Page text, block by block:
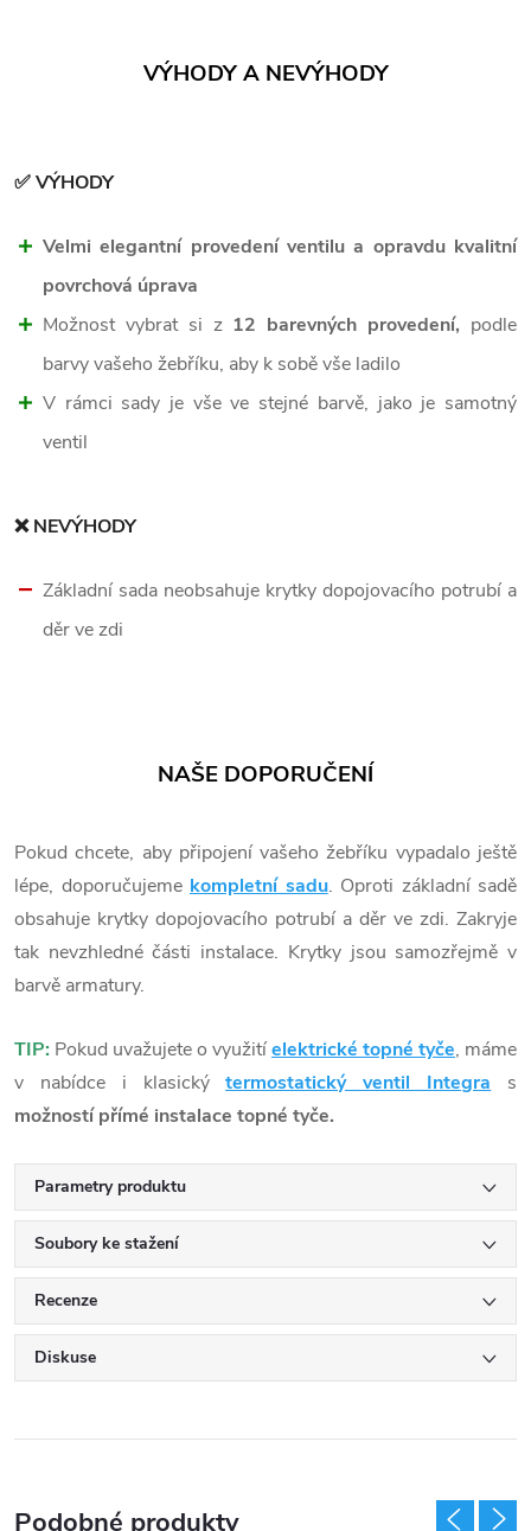
VÝHODY A NEVÝHODY
✅ VÝHODY
Velmi elegantní provedení ventilu a opravdu kvalitní
povrchová úprava
Možnost vybrat si z 12 barevných provedení, podle
barvy vašeho žebříku, aby k sobě vše ladilo
V rámci sady je vše ve stejné barvě, jako je samotný
ventil
❌ NEVÝHODY
Základní sada neobsahuje krytky dopojovacího potrubí a
děr ve zdi
NAŠE DOPORUČENÍ
Pokud chcete, aby připojení vašeho žebříku vypadalo ještě
lépe, doporučujeme kompletní sadu. Oproti základní sadě
obsahuje krytky dopojovacího potrubí a děr ve zdi. Zakryje
tak nevzhledné části instalace. Krytky jsou samozřejmě v
barvě armatury.
TIP: Pokud uvažujete o využitíelektrické topné tyče, máme
v nabídce i klasickýtermostatický ventil Integra s
možností přímé instalace topné tyče.
Parametry produktu
Soubory ke stažení
Recenze
Diskuse